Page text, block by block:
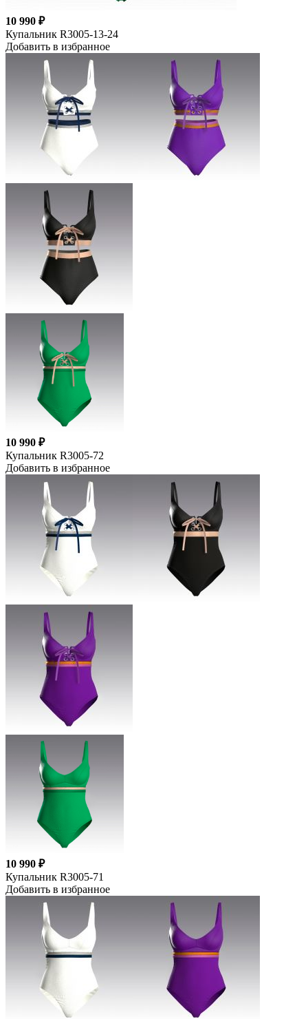
10 990 ₽
Купальник R3005-13-24
Добавить в избранное
10 990 ₽
Купальник R3005-72
Добавить в избранное
10 990 ₽
Купальник R3005-71
Добавить в избранное